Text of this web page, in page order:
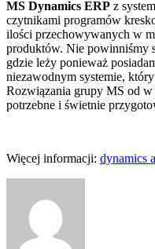
MS Dynamics ERP z
czytnikami programów
ilości przechowywanych w
produktów. Nie powinniśmy
gdzie leży ponieważ
niezawodnym systemie,
Rozwiązania grupy MS od w
potrzebne i świetnie
Więcej informacji: dynamics